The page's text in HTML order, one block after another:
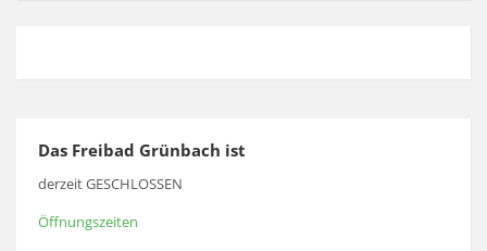
Das Freibad Grünbach ist
derzeit GESCHLOSSEN
Öffnungszeiten